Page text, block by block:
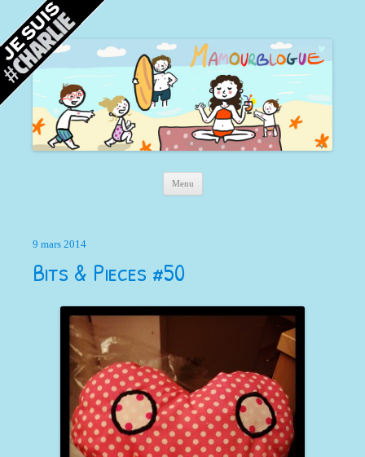
Mamour blogue
Blog d'une maman à Bordeaux, du sable, des coquillages… et la mer !
Menu Aller au contenu principal
9 mars 2014
Bits & Pieces #50